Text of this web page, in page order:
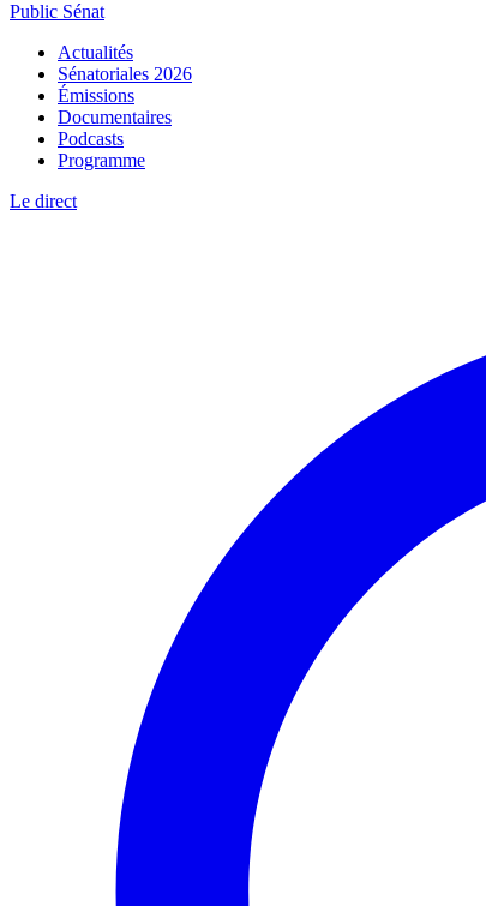
Public Sénat
Actualités
Sénatoriales 2026
Émissions
Documentaires
Podcasts
Programme
Le direct